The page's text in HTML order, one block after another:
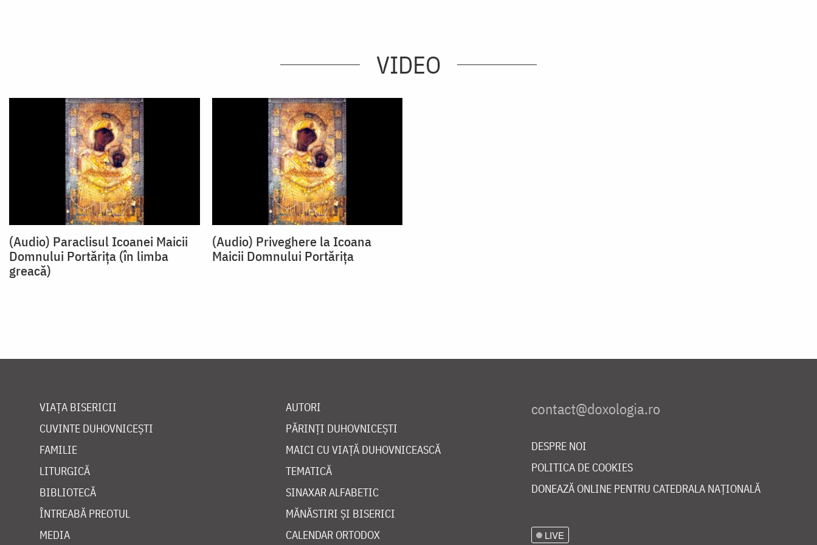
VIDEO
(Audio) Paraclisul Icoanei Maicii
Domnului Portărița (în limba
greacă)
(Audio) Priveghere la Icoana
Maicii Domnului Portărița
VIAȚA BISERICII
CUVINTE DUHOVNICEȘTI
FAMILIE
LITURGICĂ
BIBLIOTECĂ
ÎNTREABĂ PREOTUL
MEDIA
AUTORI
PĂRINȚI DUHOVNICEȘTI
MAICI CU VIAȚĂ DUHOVNICEASCĂ
TEMATICĂ
SINAXAR ALFABETIC
MĂNĂSTIRI ȘI BISERICI
CALENDAR ORTODOX
DESPRE NOI
POLITICA DE COOKIES
DONEAZĂ ONLINE PENTRU CATEDRALA NAȚIONALĂ
LIVE